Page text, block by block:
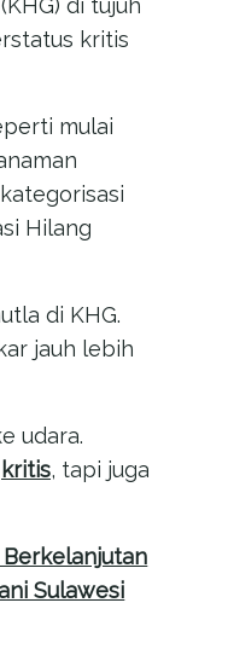
di tujuh
kritis
mulai
Hilang
di KHG.
jauh lebih
udara.
kritis, tapi juga
Sulawesi